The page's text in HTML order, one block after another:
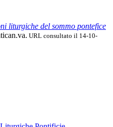
liturgiche del sommo pontefice
URL consultato il 14-10-